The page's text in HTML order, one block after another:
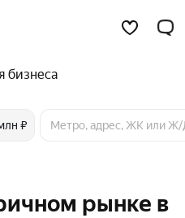
бизнеса
₽
рынке в